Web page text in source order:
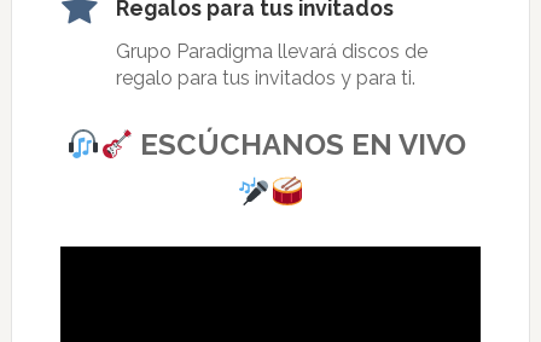
Regalos para tus invitados
Grupo Paradigma llevará discos de
regalo para tus invitados y para ti.
ESCÚCHANOS EN VIVO